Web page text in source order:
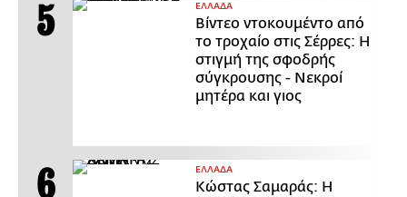
ΕΛΛΑΔΑ
Βίντεο ντοκουμέντο από
το τροχαίο στις Σέρρες: Η
στιγμή της σφοδρής
σύγκρουσης - Νεκροί
μητέρα και γιος
ΕΛΛΑΔΑ
Κώστας Σαμαράς: Η